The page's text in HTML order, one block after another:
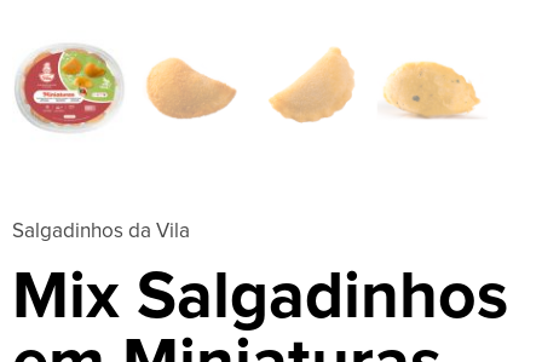
Salgadinhos da Vila
Mix Salgadinhos